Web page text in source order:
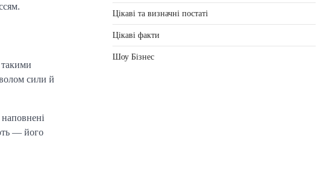
сили й
— його
Цікаві та визначні постаті
Цікаві факти
Шоу Бізнес